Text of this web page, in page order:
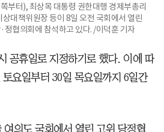
부터), 최상목 대통령 권한대행 경제부총리
대책위원장 등이 8일 오전 국회에서 열린
정협의회에 참석하고 있다. /이덕훈 기자
공휴일로 지정하기로 했다. 이에 따
요일부터 30일 목요일까지 6일간
여의도 국회에서 열린 고위 당정협